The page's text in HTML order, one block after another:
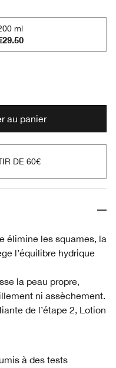
ml
au panier
DE 60€
élimine les squames, la
l’équilibre hydrique
la peau propre,
ni assèchement.
de l’étape 2, Lotion
à des tests